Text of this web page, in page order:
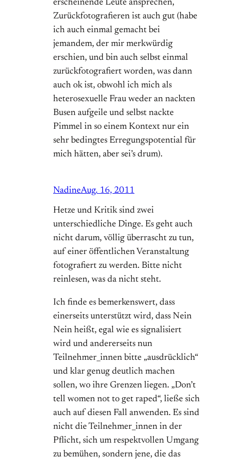
erscheinende Leute ansprechen,
Zurückfotografieren ist auch gut (habe
ich auch einmal gemacht bei
jemandem, der mir merkwürdig
erschien, und bin auch selbst einmal
zurückfotografiert worden, was dann
auch ok ist, obwohl ich mich als
heterosexuelle Frau weder an nackten
Busen aufgeile und selbst nackte
Pimmel in so einem Kontext nur ein
sehr bedingtes Erregungspotential für
mich hätten, aber sei’s drum).
NadineAug. 16, 2011
Hetze und Kritik sind zwei
unterschiedliche Dinge. Es geht auch
nicht darum, völlig überrascht zu tun,
auf einer öffentlichen Veranstaltung
fotografiert zu werden. Bitte nicht
reinlesen, was da nicht steht.
Ich finde es bemerkenswert, dass
einerseits unterstützt wird, dass Nein
Nein heißt, egal wie es signalisiert
wird und andererseits nun
Teilnehmer_innen bitte „ausdrücklich“
und klar genug deutlich machen
sollen, wo ihre Grenzen liegen. „Don’t
tell women not to get raped“, ließe sich
auch auf diesen Fall anwenden. Es sind
nicht die Teilnehmer_innen in der
Pflicht, sich um respektvollen Umgang
zu bemühen, sondern jene, die das